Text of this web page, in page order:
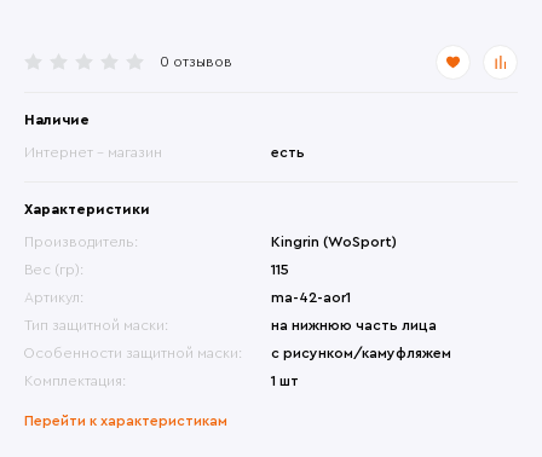
0 отзывов
Наличие
Интернет - магазин есть
Характеристики
Производитель:
Kingrin (WoSport)
Вес (гр):
115
Артикул:
ma-42-aor1
Тип защитной маски:
на нижнюю часть лица
Особенности защитной маски:
с рисунком/камуфляжем
Комплектация:
1 шт
Перейти к характеристикам